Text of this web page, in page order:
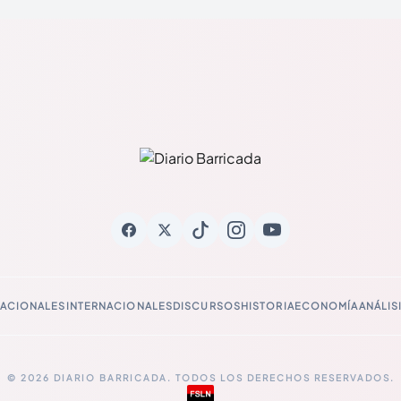
INTERNACIONALESDISCURSOSHISTORIAECONOMÍA
© 2026 DIARIO BARRICADA. TODOS LOS DERECHOS RESERVADOS.